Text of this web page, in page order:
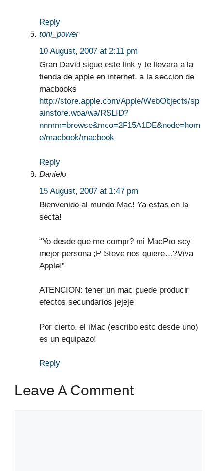
Reply
toni_power
10 August, 2007 at 2:11 pm
Gran David sigue este link y te llevara a la
tienda de apple en internet, a la seccion de
macbooks
http://store.apple.com/Apple/WebObjects/sp
ainstore.woa/wa/RSLID?
nnmm=browse&mco=2F15A1DE&node=hom
e/macbook/macbook
Reply
Danielo
15 August, 2007 at 1:47 pm
Bienvenido al mundo Mac! Ya estas en la
secta!
“Yo desde que me compr? mi MacPro soy
mejor persona ;P Steve nos quiere…?Viva
Apple!”
ATENCION: tener un mac puede producir
efectos secundarios jejeje
Por cierto, el iMac (escribo esto desde uno)
es un equipazo!
Reply
Leave A Comment